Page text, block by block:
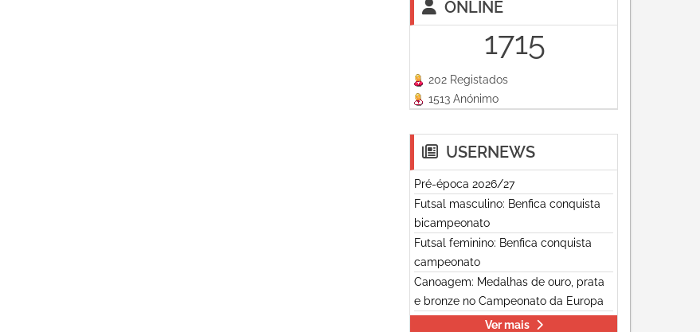
ONLINE
1715
202 Registados
1513 Anónimo
USERNEWS
Pré-época 2026/27
Futsal masculino: Benfica conquista
bicampeonato
Futsal feminino: Benfica conquista
campeonato
Canoagem: Medalhas de ouro, prata
e bronze no Campeonato da Europa
Ver mais